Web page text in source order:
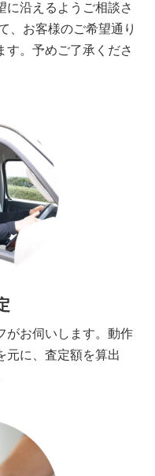
に沿えるようご相談さ
、お客様のご希望通り
す。予めご了承くださ
がお伺いします。動作
元に、査定額を算出